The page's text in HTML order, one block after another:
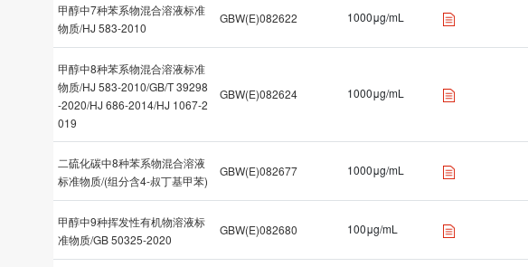
甲醇中7种苯系物混合溶液标准
物质/HJ 583-2010
GBW(E)082622 1000μg/mL
甲醇中8种苯系物混合溶液标准
物质/HJ 583-2010/GB/T 39298
-2020/HJ 686-2014/HJ 1067-2
019
GBW(E)082624 1000μg/mL
二硫化碳中8种苯系物混合溶液
标准物质/(组分含4-叔丁基甲苯)
GBW(E)082677 1000μg/mL
甲醇中9种挥发性有机物溶液标
准物质/GB 50325-2020
GBW(E)082680 100μg/mL